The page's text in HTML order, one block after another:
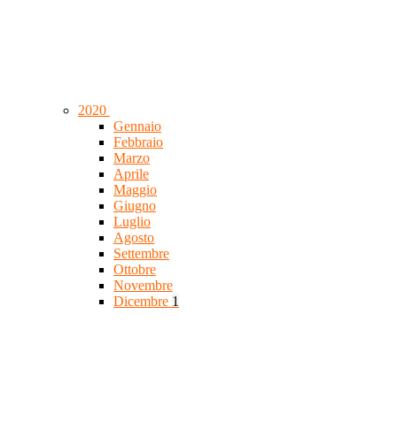
2020
Gennaio
Febbraio
Marzo
Aprile
Maggio
Giugno
Luglio
Agosto
Settembre
Ottobre
Novembre
Dicembre 1